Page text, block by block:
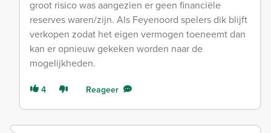
groot risico was aangezien er geen financiële
reserves waren/zijn. Als Feyenoord spelers dik blijft
verkopen zodat het eigen vermogen toeneemt dan
kan er opnieuw gekeken worden naar de
mogelijkheden.
4 Reageer